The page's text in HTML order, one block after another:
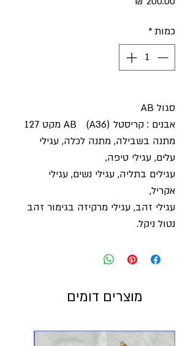
כמות*
סגול AB
אבנים : קריסטל (AB (A36 מקט 127
מתנה בשבילה, מתנה לכלה, עגילי
עלים, עגילי טיפה,
עגילים בתליה, עגילי נשים, עגילי
אקריל,
עגילי זהב, עגילי מרקיזה בגימור זהב
נטול ניקל.
מוצרים דומים